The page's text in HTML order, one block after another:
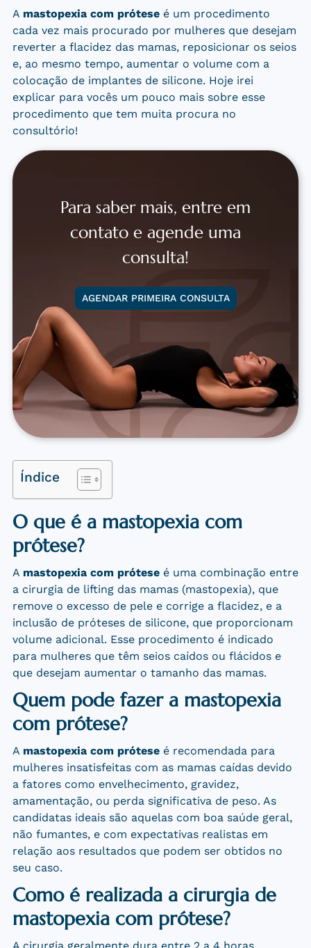
A mastopexia com próteseé um procedimento
cada vez mais procurado por mulheres que desejam
reverter a flacidez das mamas, reposicionar os seios
e, ao mesmo tempo, aumentar o volume com a
colocação de implantes de silicone. Hoje irei
explicar para vocês um pouco mais sobre esse
procedimento que tem muita procura no
consultório!
Para saber mais, entre em
contato e agende uma
consulta!
AGENDAR PRIMEIRA CONSULTA
Índice
O que é a mastopexia com
prótese?
A mastopexia com prótese é uma combinação entre
a cirurgia de lifting das mamas (mastopexia), que
remove o excesso de pele e corrige a flacidez, e a
inclusão de próteses de silicone, que proporcionam
volume adicional. Esse procedimento é indicado
para mulheres que têm seios caídos ou flácidos e
que desejam aumentar o tamanho das mamas.
Quem pode fazer a mastopexia
com prótese?
A mastopexia com próteseé recomendada para
mulheres insatisfeitas com as mamas caídas devido
a fatores como envelhecimento, gravidez,
amamentação, ou perda significativa de peso. As
candidatas ideais são aquelas com boa saúde geral,
não fumantes, e com expectativas realistas em
relação aos resultados que podem ser obtidos no
seu caso.
Como é realizada a cirurgia de
mastopexia com prótese?